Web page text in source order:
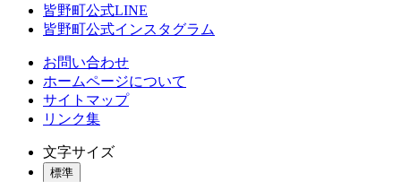
皆野町公式LINE
皆野町公式インスタグラム
お問い合わせ
ホームページについて
サイトマップ
リンク集
文字サイズ
標準